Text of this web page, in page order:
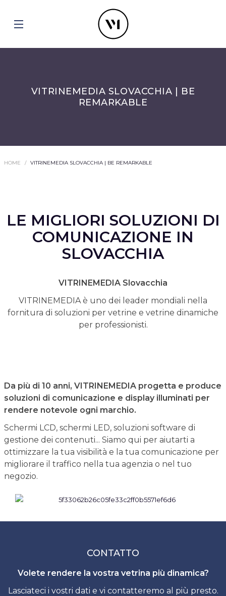
VITRINEMEDIA SLOVACCHIA | BE
REMARKABLE
HOME VITRINEMEDIA SLOVACCHIA | BE REMARKABLE
LE MIGLIORI SOLUZIONI DI
COMUNICAZIONE IN
SLOVACCHIA
VITRINEMEDIA Slovacchia
VITRINEMEDIA è uno dei leader mondiali nella
fornitura di soluzioni per vetrine e vetrine dinamiche
per professionisti.
Da più di 10 anni, VITRINEMEDIA progetta e produce
soluzioni di comunicazione e display illuminati per
rendere notevole ogni marchio.
Schermi LCD, schermi LED, soluzioni software di
gestione dei contenuti... Siamo qui per aiutarti a
ottimizzare la tua visibilità e la tua comunicazione per
migliorare il traffico nella tua agenzia o nel tuo
negozio.
CONTATTO
Volete rendere la vostra vetrina più dinamica?
Lasciateci i vostri dati e vi contatteremo al più presto.